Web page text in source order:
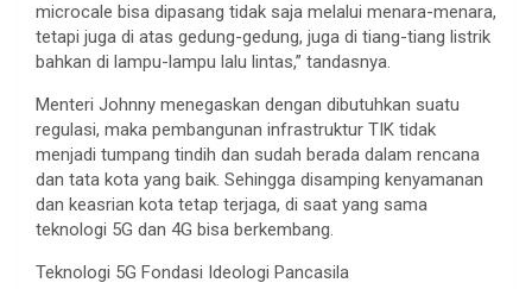
microcale bisa dipasang tidak saja melalui menara-menara,
tetapi juga di atas gedung-gedung, juga di tiang-tiang listrik
bahkan di lampu-lampu lalu lintas,” tandasnya.
Menteri Johnny menegaskan dengan dibutuhkan suatu
regulasi, maka pembangunan infrastruktur TIK tidak
menjadi tumpang tindih dan sudah berada dalam rencana
dan tata kota yang baik. Sehingga disamping kenyamanan
dan keasrian kota tetap terjaga, di saat yang sama
teknologi 5G dan 4G bisa berkembang.
Teknologi 5G Fondasi Ideologi Pancasila